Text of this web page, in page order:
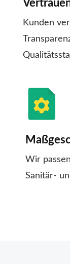
Kunden
Wir
Sanitär-